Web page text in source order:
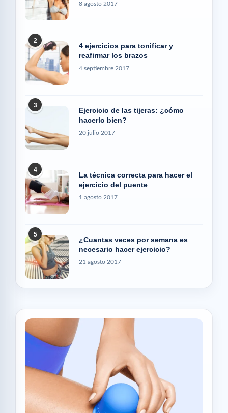
8 agosto 2017
2
4 ejercicios para tonificar y
reafirmar los brazos
4 septiembre 2017
3
Ejercicio de las tijeras: ¿cómo
hacerlo bien?
20 julio 2017
4
La técnica correcta para hacer el
ejercicio del puente
1 agosto 2017
5
¿Cuantas veces por semana es
necesario hacer ejercicio?
21 agosto 2017